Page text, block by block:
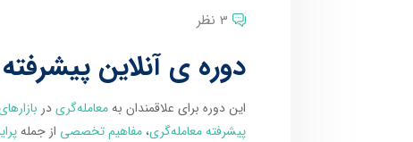
3 نظر
دوره ی آنلاین
این دوره برای علاقمندان بهمعامله‌گریدر
پیشرفته معامله‌گری، مفاهیم تخصصی از جمله